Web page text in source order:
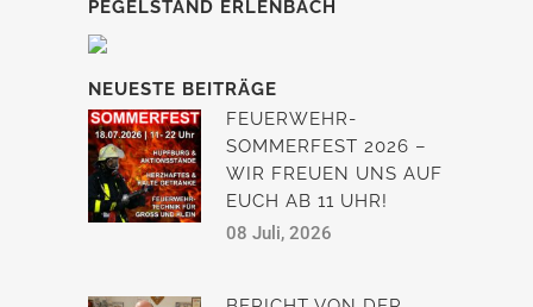
PEGELSTAND ERLENBACH
NEUESTE BEITRÄGE
FEUERWEHR-
SOMMERFEST 2026 –
WIR FREUEN UNS AUF
EUCH AB 11 UHR!
08 Juli, 2026